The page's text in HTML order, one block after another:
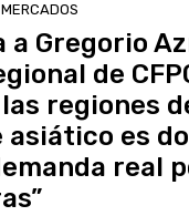
MERCADOS
Gregorio
de
regiones
asiático es
real